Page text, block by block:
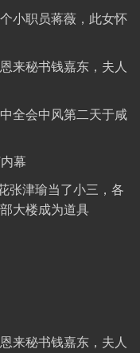
小职员蒋薇，此女怀
来秘书钱嘉东，夫人
全会中风第二天于咸
幕
张津瑜当了小三，各
大楼成为道具
来秘书钱嘉东，夫人